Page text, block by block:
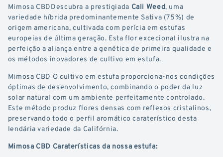
Mimosa CBDDescubra a prestigiada Cali Weed, uma
variedade híbrida predominantemente Sativa (75%) de
origem americana, cultivada com perícia em estufas
europeias de última geração. Esta flor excecional ilustra na
perfeição a aliança entre a genética de primeira qualidade e
os métodos inovadores de cultivo em estufa.
Mimosa CBD O cultivo em estufa proporciona-nos condições
óptimas de desenvolvimento, combinando o poder da luz
solar natural com um ambiente perfeitamente controlado.
Este método produz flores densas com reflexos cristalinos,
preservando todo o perfil aromático caraterístico desta
lendária variedade da Califórnia.
Mimosa CBD Caraterísticas da nossa estufa: